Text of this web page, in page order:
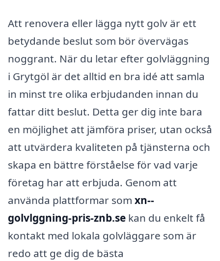
Att renovera eller lägga nytt golv är ett
betydande beslut som bör övervägas
noggrant. När du letar efter golvläggning
i Grytgöl är det alltid en bra idé att samla
in minst tre olika erbjudanden innan du
fattar ditt beslut. Detta ger dig inte bara
en möjlighet att jämföra priser, utan också
att utvärdera kvaliteten på tjänsterna och
skapa en bättre förståelse för vad varje
företag har att erbjuda. Genom att
använda plattformar som xn--
golvlggning-pris-znb.se kan du enkelt få
kontakt med lokala golvläggare som är
redo att ge dig de bästa